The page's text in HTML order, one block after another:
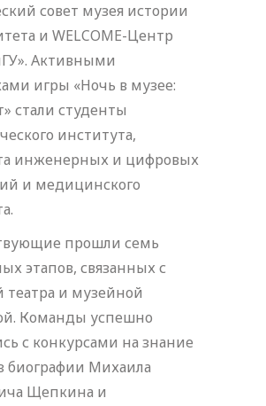
совет музея истории
и WELCOME-Центр
Активными
игры «Ночь в музее:
стали студенты
института,
инженерных и цифровых
и медицинского
прошли семь
этапов, связанных с
театра и музейной
Команды успешно
с конкурсами на знание
биографии Михаила
Щепкина и